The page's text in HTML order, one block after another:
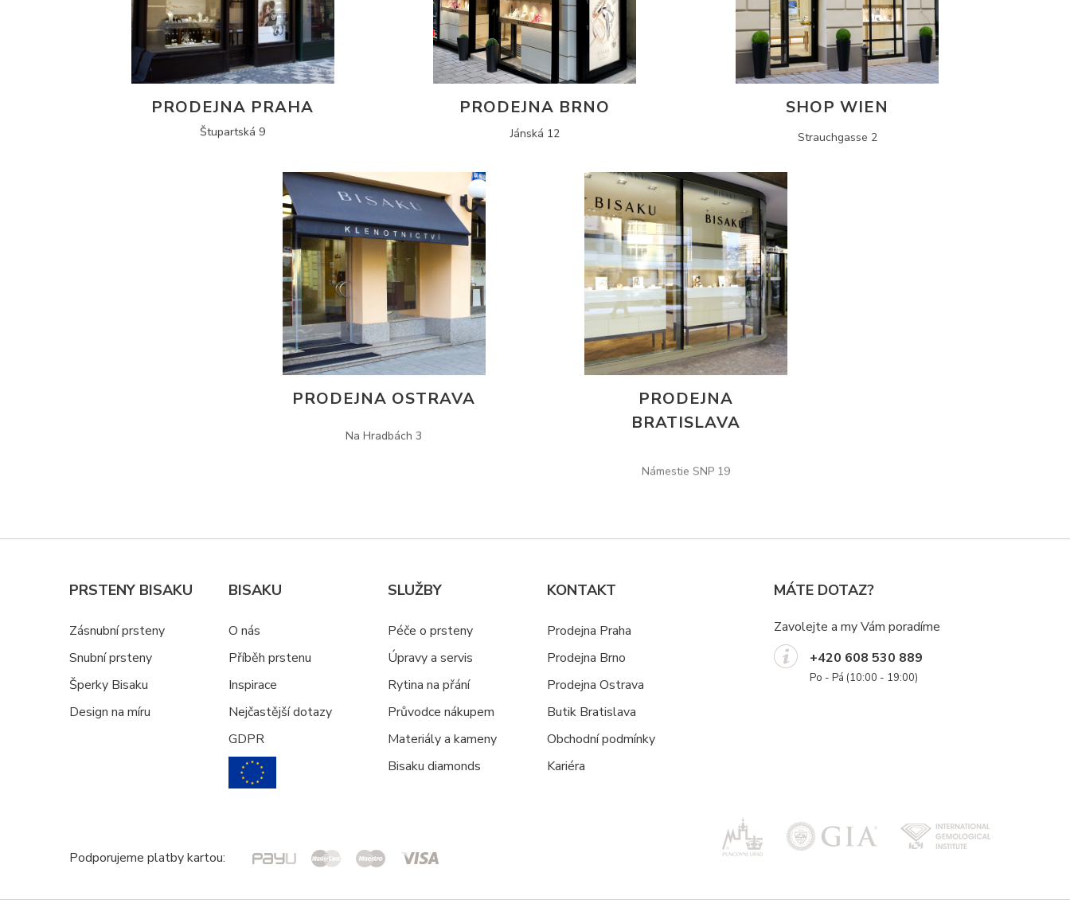
PRODEJNA PRAHA
Štupartská 9
PRODEJNA BRNO
Jánská 12
SHOP WIEN
Strauchgasse 2
PRODEJNA OSTRAVA
PRODEJNA
BRATISLAVA
PRSTENY BISAKU
Zásnubní prsteny
Snubní prsteny
Šperky Bisaku
Design na míru
BISAKU
O nás
Příběh prstenu
Inspirace
Nejčastější dotazy
GDPR
SLUŽBY
Péče o prsteny
Úpravy a servis
Rytina na přání
Průvodce nákupem
Materiály a kameny
Bisaku diamonds
KONTAKT
Prodejna Praha
Prodejna Brno
Prodejna Ostrava
Butik Bratislava
Obchodní podmínky
Kariéra
MÁTE DOTAZ?
Zavolejte a my Vám poradíme
+420 608 530 889
Po - Pá (10:00 - 19:00)
Podporujeme platby kartou: